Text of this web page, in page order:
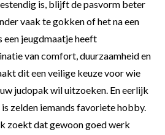
is, blijft de pasvorm beter
vaak te gokken of het na een
een jeugdmaatje heeft
van comfort, duurzaamheid en
dit een veilige keuze voor wie
judopak wil uitzoeken. En eerlijk
zelden iemands favoriete hobby.
zoekt dat gewoon goed werk